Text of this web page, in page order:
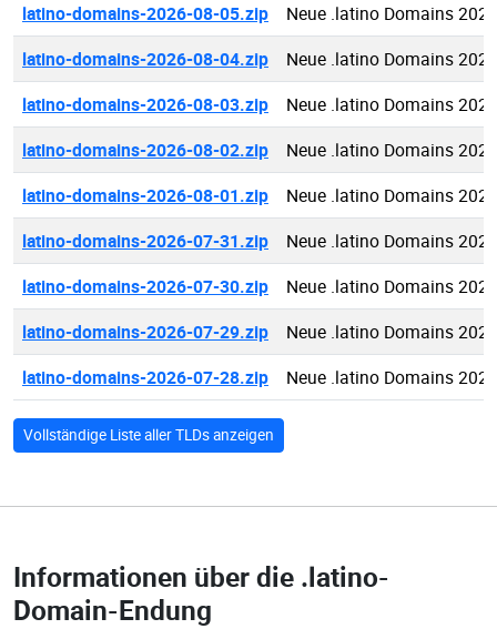
latino-domains-2026-08-05.zip
Neue .latino Domains
latino-domains-2026-08-04.zip
Neue .latino Domains
latino-domains-2026-08-03.zip
Neue .latino Domains
latino-domains-2026-08-02.zip
Neue .latino Domains
latino-domains-2026-08-01.zip
Neue .latino Domains
latino-domains-2026-07-31.zip
Neue .latino Domains
latino-domains-2026-07-30.zip
Neue .latino Domains
latino-domains-2026-07-29.zip
Neue .latino Domains
latino-domains-2026-07-28.zip
Neue .latino Domains
Vollständige Liste aller TLDs anzeigen
Informationen über die .latino-
Domain-Endung